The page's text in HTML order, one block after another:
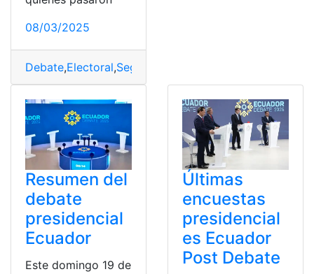
08/03/2025
Debate,Electoral,Segunda
Resumen del
debate
presidencial
Ecuador
Este domingo 19 de
Últimas
encuestas
presidencial
es Ecuador
Post Debate